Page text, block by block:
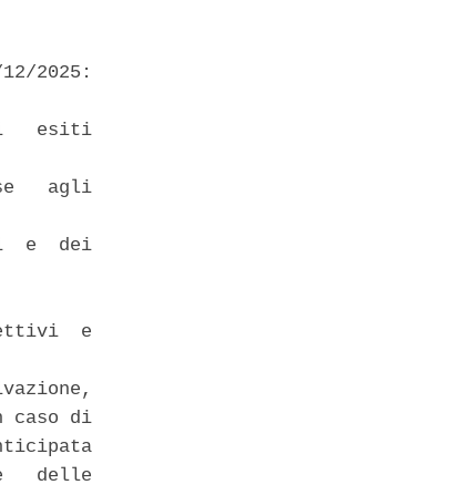
2025:
esiti
agli
e  dei
e
caso di
delle